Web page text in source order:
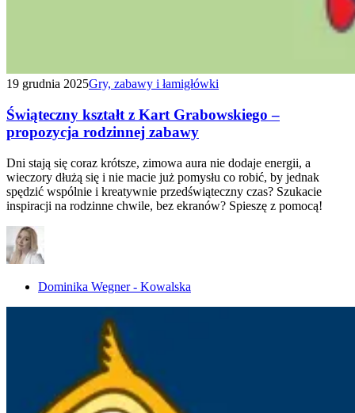
19 grudnia 2025Gry, zabawy i łamigłówki
Świąteczny kształt z Kart Grabowskiego –
propozycja rodzinnej zabawy
Dni stają się coraz krótsze, zimowa aura nie dodaje energii, a
wieczory dłużą się i nie macie już pomysłu co robić, by jednak
spędzić wspólnie i kreatywnie przedświąteczny czas? Szukacie
inspiracji na rodzinne chwile, bez ekranów? Spieszę z pomocą!
Dominika Wegner - Kowalska